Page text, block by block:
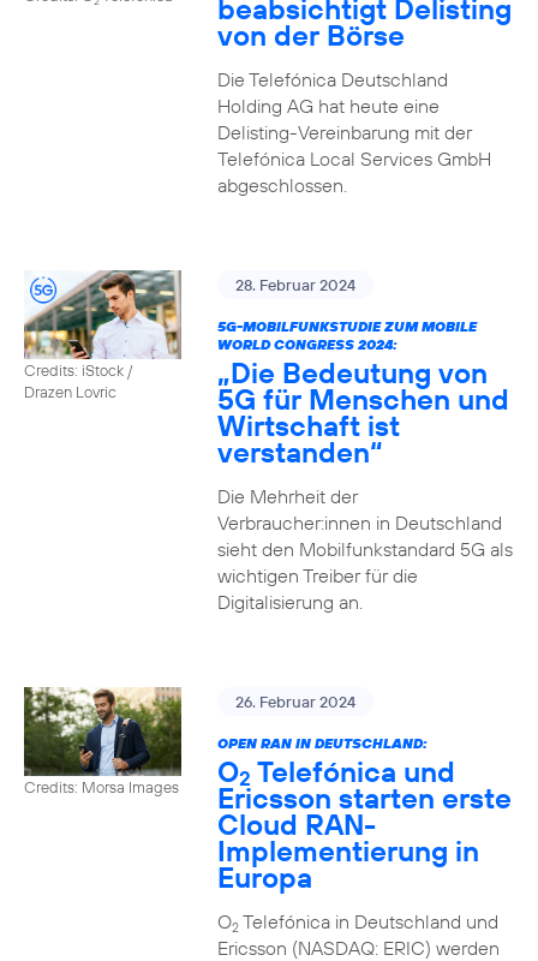
beabsichtigt Delisting
von der Börse
Die Telefónica Deutschland
Holding AG hat heute eine
Delisting-Vereinbarung mit der
Telefónica Local Services GmbH
abgeschlossen.
Credits: iStock /
Drazen Lovric
28. Februar 2024
5G-MOBILFUNKSTUDIE ZUM MOBILE
WORLD CONGRESS 2024:
„Die Bedeutung von
5G für Menschen und
Wirtschaft ist
verstanden“
Die Mehrheit der
Verbraucher:innen in Deutschland
sieht den Mobilfunkstandard 5G als
wichtigen Treiber für die
Digitalisierung an.
Credits: Morsa Images
26. Februar 2024
OPEN RAN IN DEUTSCHLAND:
O2 Telefónica und
Ericsson starten erste
Cloud RAN-
Implementierung in
Europa
O2Telefónica in Deutschland und
Ericsson (NASDAQ: ERIC) werden